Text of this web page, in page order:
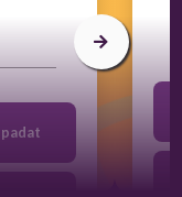
padat